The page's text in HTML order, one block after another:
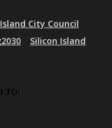
City Council
Silicon Island
TO: